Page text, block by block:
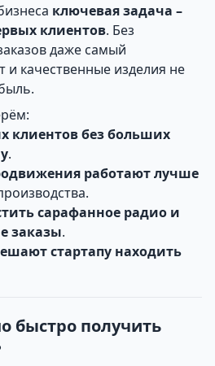
ключевая задача –
клиентов. Без
даже самый
качественные изделия не
клиентов без больших
.
работают лучше
сарафанное радио и
заказы.
стартапу находить
быстро получить